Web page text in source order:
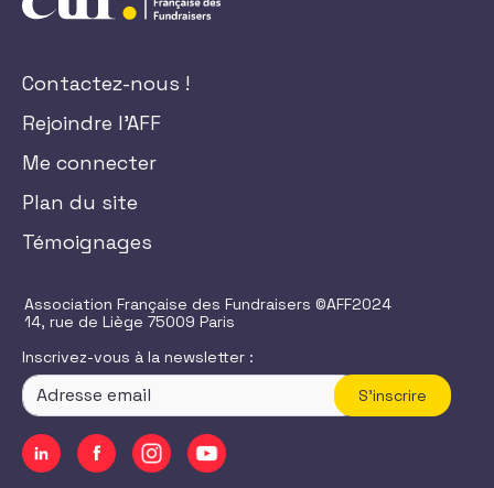
Contactez-nous !
Rejoindre l'AFF
Me connecter
Plan du site
Témoignages
Association Française des Fundraisers ©AFF2024
14, rue de Liège 75009 Paris
Inscrivez-vous à la newsletter :
S'inscrire